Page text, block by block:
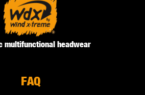
multifunctional headwear
FAQ